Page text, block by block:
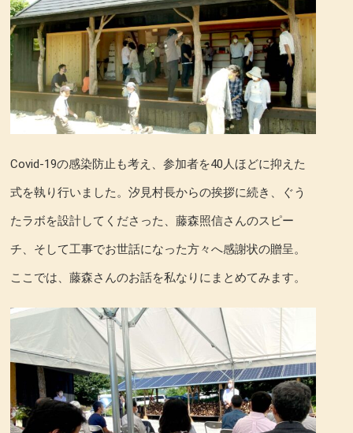
Covid-19の感染防止も考え、参加者を40人ほどに抑えた
式を執り行いました。汐見村長からの挨拶に続き、ぐう
たラボを設計してくださった、藤森照信さんのスピー
チ、そして工事でお世話になった方々へ感謝状の贈呈。
ここでは、藤森さんのお話を私なりにまとめてみます。